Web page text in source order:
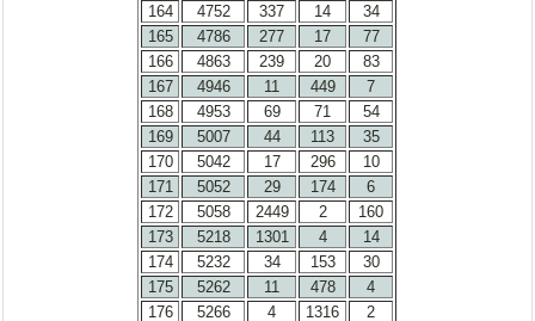
164
4752 337 14
34
165
4786 277 17
77
166
4863 239 20
83
167
4946 11 449
7
168
4953 69 71
54
169
5007 44 113
35
170
5042 17 296
10
171
5052 29 174
6
172
5058 2449 2
160
173
5218 1301 4
14
174
5232 34 153
30
175
5262 11 478
4
176
5266 4 1316
2